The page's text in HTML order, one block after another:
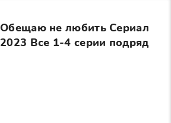
Обещаю не любить Сериал
2023 Все 1-4 серии подряд